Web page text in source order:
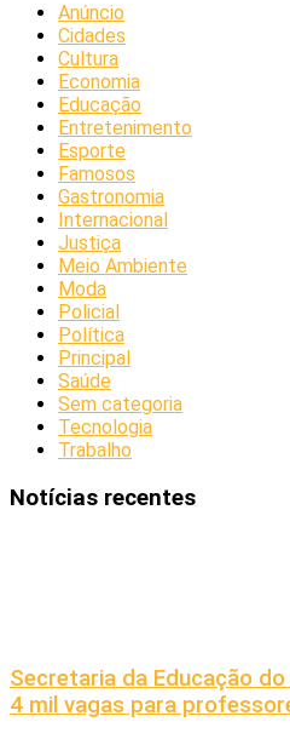
Anúncio
Cidades
Cultura
Economia
Educação
Entretenimento
Esporte
Famosos
Gastronomia
Internacional
Justiça
Meio Ambiente
Moda
Policial
Política
Principal
Saúde
Sem categoria
Tecnologia
Trabalho
Notícias recentes
Secretaria da Educação
4 mil vagas para